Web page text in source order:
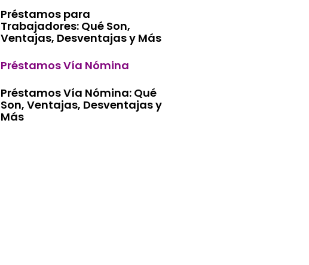
Préstamos para
Trabajadores: Qué Son,
Ventajas, Desventajas y Más
Préstamos Vía Nómina
Préstamos Vía Nómina: Qué
Son, Ventajas, Desventajas y
Más